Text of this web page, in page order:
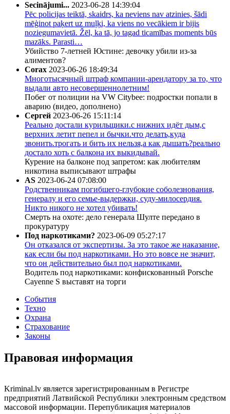
Secinājumi... 2023-06-28 14:39:04
Pēc policijas teiktā, skaidrs, ka neviens nav atzinies, šādi
mēģinot paķert uz muļķi, ka viens no vecākiem ir bijis
noziegumavietā. Žēl, ka tā, jo tagad ticamības moments būs
mazāks. Parasti…
Убийство 7-летней Юстине: девочку убили из-за
алиментов?
Corax 2023-06-26 18:49:34
Многотысячный штраф компании-арендатору за то, что
выдали авто несовершеннолетним!
Побег от полиции на VW Citybee: подростки попали в
аварию (видео, дополнено)
Сергей 2023-06-26 15:11:14
Реально достали курильщики.с нижних идёт дым,с
верхних летит пепел и бычки.что делать,куда
звонить.трогать и бить их нельзя,а как дышать?реально
достало хоть с балкона их выкидывай.
Курение на балконе под запретом: как любителям
никотина выписывают штрафы
AS 2023-06-24 07:08:00
Родственникам погибшего-глубокие соболезнования,
генералу и его семье-выдержки, суду-милосердия.
Никто никого не хотел убивать!
Смерть на охоте: дело генерала Шулте передано в
прокуратуру
Под наркотиками? 2023-06-09 05:27:17
Он отказался от экспертизы. За это такое же наказание,
как если бы под наркотиками. Но это вовсе не значит,
что он действительно был под наркотиками.
Водитель под наркотиками: конфискованный Porsche
Cayenne S выставят на торги
События
Техно
Охрана
Страхование
Законы
Правовая информация
Kriminal.lv является зарегистрированным в Регистре
предприятий Латвийской Республики электронным средством
массовой информации. Перепубликация материалов